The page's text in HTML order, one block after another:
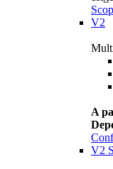
V2
A
V2 S